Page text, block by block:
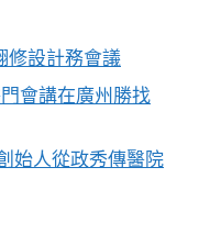
修設計務會議
會講在廣州勝找
始人從政秀傳醫院